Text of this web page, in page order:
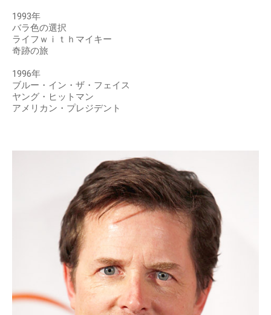
1993年
バラ色の選択
ライフｗｉｔｈマイキー
奇跡の旅
1996年
ブルー・イン・ザ・フェイス
ヤング・ヒットマン
アメリカン・プレジデント